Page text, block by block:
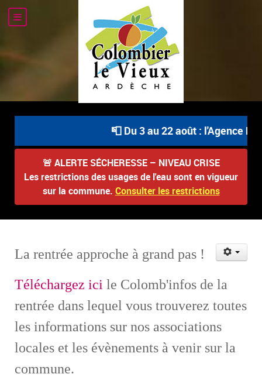
📮 Du 3 au 22 août : l'Agence
🚨 ALERTE SÉCHERESSE – NIVEAU CRISE
Les restrictions des usages de l'eau sont en vigueur
sur la commune. Consulter les restrictions
La rentrée approche à grand pas !
Téléchargez ici le Colomb'infos de la
rentrée dans lequel vous trouverez toutes
les informations sur nos associations
locales et les évènements à venir sur la
commune.